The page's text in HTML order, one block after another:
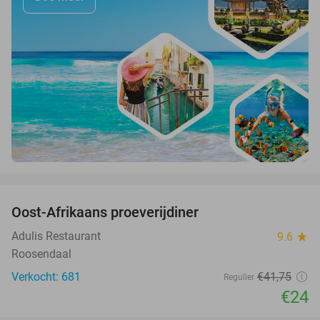
Oost-Afrikaans proeverijdiner
Adulis Restaurant 9.6 star
Roosendaal
Verkocht: 681
Regulier €41,75
€24